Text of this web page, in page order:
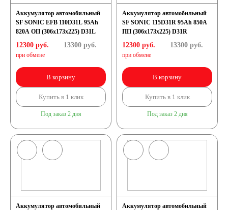
Аккумулятор автомобильный
SF SONIC EFB 110D31L 95Ah
820A ОП (306x173x225) D31L
12300 руб.
при обмене
13300руб.
В корзину
Купить в 1 клик
Под заказ 2 дня
Аккумулятор автомобильный
SF SONIC 115D31R 95Ah 850A
ПП (306x173x225) D31R
12300 руб.
при обмене
13300руб.
В корзину
Купить в 1 клик
Под заказ 2 дня
Аккумулятор автомобильный
Аккумулятор автомобильный